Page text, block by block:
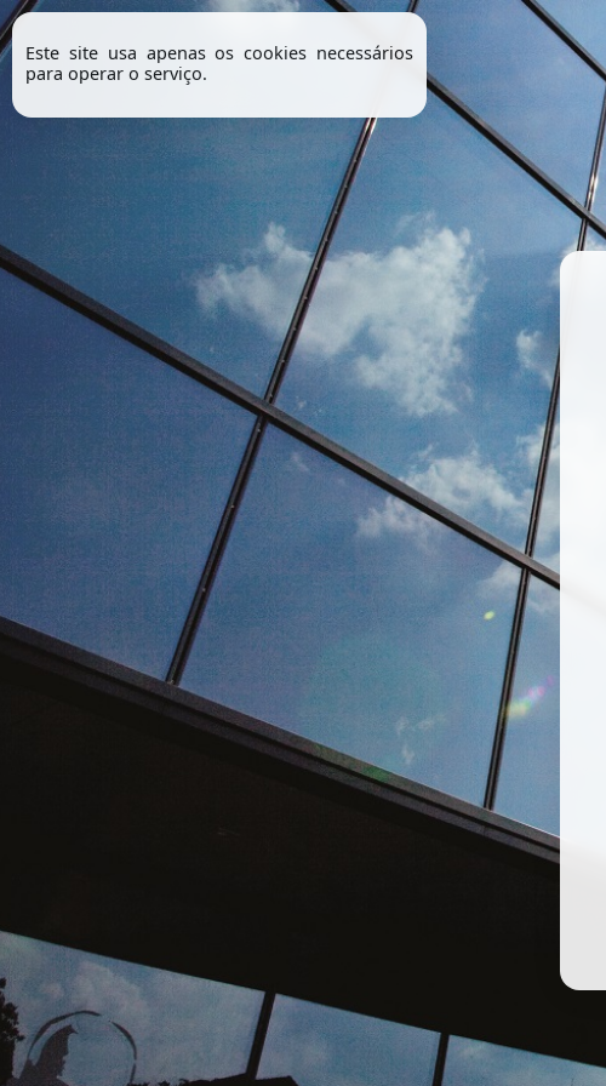
Este site usa apenas os cookies necessários
para operar o serviço.